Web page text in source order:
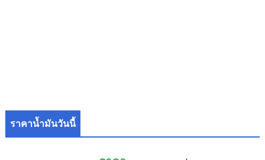
ราคาน้ำมันวันนี้